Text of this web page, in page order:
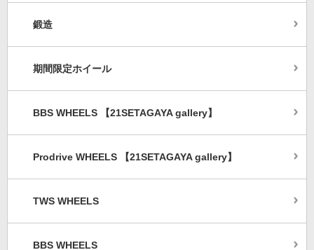
鍛造
期間限定ホイール
BBS WHEELS 【21SETAGAYA gallery】
Prodrive WHEELS 【21SETAGAYA gallery】
TWS WHEELS
BBS WHEELS